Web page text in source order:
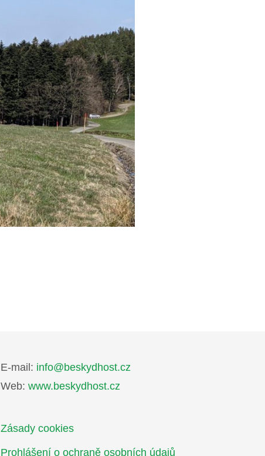
E-mail: info@beskydhost.cz
Web: www.beskydhost.cz
Zásady cookies
Prohlášení o ochraně osobních údajů